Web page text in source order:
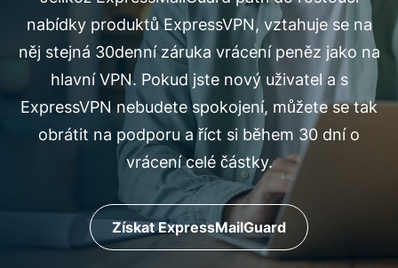
nabídky produktů ExpressVPN, vztahuje se na
něj stejná 30denní záruka vrácení peněz jako na
hlavní VPN. Pokud jste nový uživatel a s
ExpressVPN nebudete spokojení, můžete se tak
obrátit na podporu a říct si během 30 dní o
vrácení celé částky.
Získat ExpressMailGuard